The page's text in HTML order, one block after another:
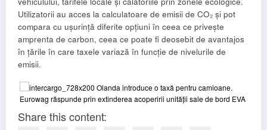
Utilizatorii au acces la calculatoare de emisii de CO₂ și pot
compara cu ușurință diferite opțiuni în ceea ce privește
amprenta de carbon, ceea ce poate fi deosebit de avantajos
în țările în care taxele variază în funcție de nivelurile de
emisii.
Share this content: